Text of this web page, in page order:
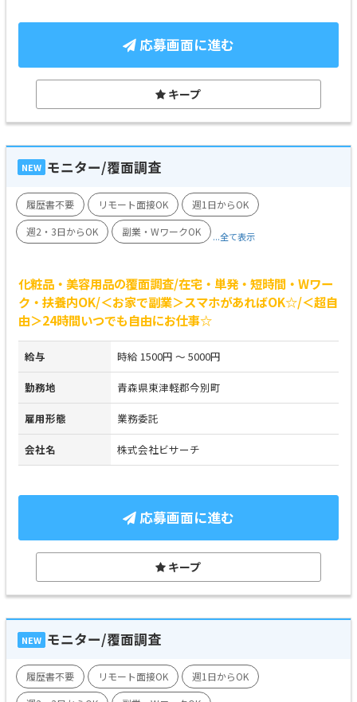
応募画面に進む
キープ
NEW モニター/覆面調査
履歴書不要 リモート面接OK
週1日からOK
週2・3日からOK
副業・WワークOK ...全て表示
化粧品・美容用品の覆面調査/在宅・単発・短時間・Wワー
ク・扶養内OK/＜お家で副業＞スマホがあればOK☆/＜超自
由＞24時間いつでも自由にお仕事☆
給与 時給 1500円 ～ 5000円
勤務地 青森県東津軽郡今別町
雇用形態 業務委託
会社名 株式会社ビサーチ
応募画面に進む
キープ
NEW モニター/覆面調査
履歴書不要 リモート面接OK
週1日からOK